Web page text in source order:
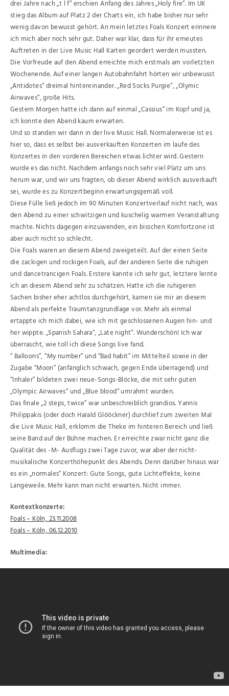
drei Jahre nach „t l f“ erschien Anfang des Jahres „Holy fire“. Im UK
stieg das Album auf Platz 2 der Charts ein, ich habe bisher nur sehr
wenig davon bewusst gehört. An mein letztes Foals Konzert erinnere
ich mich aber noch sehr gut. Daher war klar, dass für ihr erneutes
Auftreten in der Live Music Hall Karten geordert werden mussten.
Die Vorfreude auf den Abend erreichte mich erstmals am vorletzten
Wochenende. Auf einer langen Autobahnfahrt hörten wir unbewusst
„Antidotes“ dreimal hintereinander. „Red Socks Purgie“, „Olymic
Airwaves“, große Hits.
Gestern Morgen hatte ich dann auf einmal „Cassius“ im Kopf und ja,
ich konnte den Abend kaum erwarten.
Und so standen wir dann in der live Music Hall. Normalerweise ist es
hier so, dass es selbst bei ausverkauften Konzerten im laufe des
Konzertes in den vorderen Bereichen etwas lichter wird. Gestern
wurde es das nicht. Nachdem anfangs noch sehr viel Platz um uns
herum war, und wir uns fragten, ob dieser Abend wirklich ausverkauft
sei, wurde es zu Konzertbeginn erwartungsgemäß voll.
Diese Fülle ließ jedoch im 90 Minuten Konzertverlauf nicht nach, was
den Abend zu einer schwitzigen und kuschelig warmen Veranstaltung
machte. Nichts dagegen einzuwenden, ein bisschen Komfortzone ist
aber auch nicht so schlecht.
Die Foals waren an diesem Abend zweigeteilt. Auf der einen Seite
die zackigen und rockigen Foals, auf der anderen Seite die ruhigen
und dancetrancigen Foals. Erstere kannte ich sehr gut, letztere lernte
ich an diesem Abend sehr zu schätzen. Hatte ich die ruhigeren
Sachen bisher eher achtlos durchgehört, kamen sie mir an diesem
Abend als perfekte Traumtanzgrundlage vor. Mehr als einmal
ertappte ich mich dabei, wie ich mit geschlossenen Augen hin- und
her wippte. „Spanish Sahara“, „Late night“. Wunderschön! Ich war
überrascht, wie toll ich diese Songs live fand.
“ Balloons”, “My number” und “Bad habit” im Mittelteil sowie in der
Zugabe “Moon” (anfänglich schwach, gegen Ende überragend) und
“Inhaler” bildeten zwei neue-Songs-Blöcke, die mit sehr guten
„Olympic Airwaves“ und „Blue blood“ umrahmt wurden.
Das finale „2 steps, twice“ war unbeschreiblich grandios. Yannis
Philippakis (oder doch Harald Glööckner) durchlief zum zweiten Mal
die Live Music Hall, erklomm die Theke im hinteren Bereich und ließ
seine Band auf der Bühne machen. Er erreichte zwar nicht ganz die
Qualität des -M- Ausflugs zwei Tage zuvor, war aber der nicht-
musikalische Konzerthöhepunkt des Abends. Denn darüber hinaus war
es ein „normales“ Konzert: Gute Songs, gute Lichteffekte, keine
Langeweile. Mehr kann man nicht erwarten. Nicht immer.
Kontextkonzerte:
Foals – Köln, 23.11.2008
Foals – Köln, 06.12.2010
Multimedia: